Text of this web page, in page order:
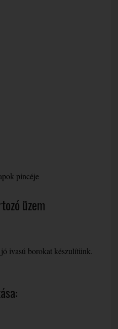
pincéje
üzem
ivasú borokat készulítünk.